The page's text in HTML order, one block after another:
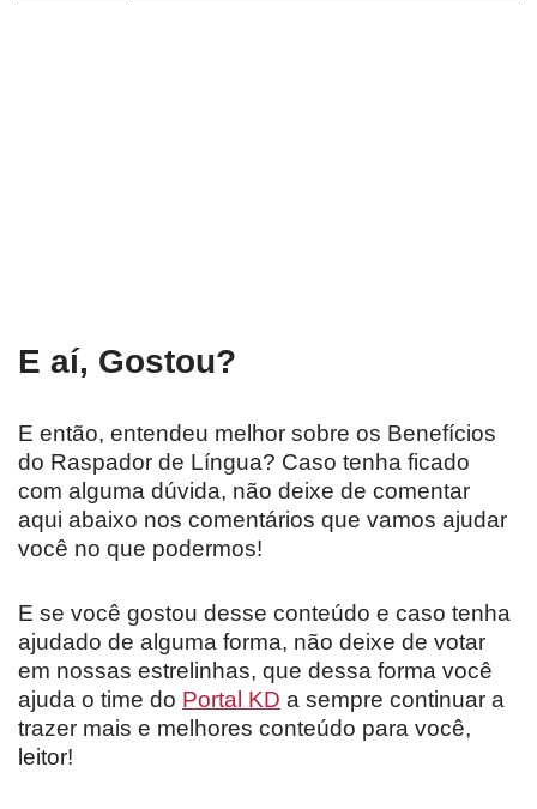
E aí, Gostou?
E então, entendeu melhor sobre os Benefícios
do Raspador de Língua? Caso tenha ficado
com alguma dúvida, não deixe de comentar
aqui abaixo nos comentários que vamos ajudar
você no que podermos!
E se você gostou desse conteúdo e caso tenha
ajudado de alguma forma, não deixe de votar
em nossas estrelinhas, que dessa forma você
ajuda o time do Portal KD a sempre continuar a
trazer mais e melhores conteúdo para você,
leitor!